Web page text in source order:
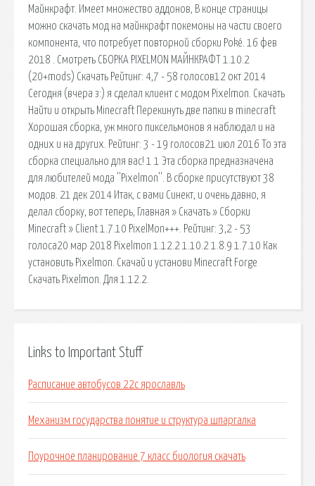
Майнкрафт. Имеет множество аддонов, В конце страницы
можно скачать мод на майнкрафт покемоны на части своего
компонента, что потребует повторной сборки Poké. 16 фев
2018 . Смотреть СБОРКА PIXELMON МАЙНКРАФТ 1.10.2
(20+mods) Скачать Рейтинг: 4,7 - 58 голосов12 окт 2014
Сегодня (вчера з:) я сделал клиент с модом Pixelmon. Скачать
Найти и открыть Minecraft Перекинуть две папки в minecraft
Хорошая сборка, уж много пиксельмонов я наблюдал и на
одних и на других. Рейтинг: 3 - 19 голосов21 июл 2016 То эта
сборка специально для вас! 1 1 Эта сборка предназначена
для любителей мода ''Pixelmon''. В сборке присутствуют 38
модов. 21 дек 2014 Итак, с вами Синект, и очень давно, я
делал сборку, вот теперь, Главная » Скачать » Сборки
Minecraft » Client 1.7.10 PixelMon+++. Рейтинг: 3,2 - 53
голоса20 мар 2018 Pixelmon 1.12.2 1.10.2 1.8.9 1.7.10 Как
установить Pixelmon. Скачай и установи Minecraft Forge
Скачать Pixelmon. Для 1.12.2.
Links to Important Stuff
Расписание автобусов 22с ярославль
Механизм государства понятие и структура шпаргалка
Поурочное планирование 7 класс биология скачать